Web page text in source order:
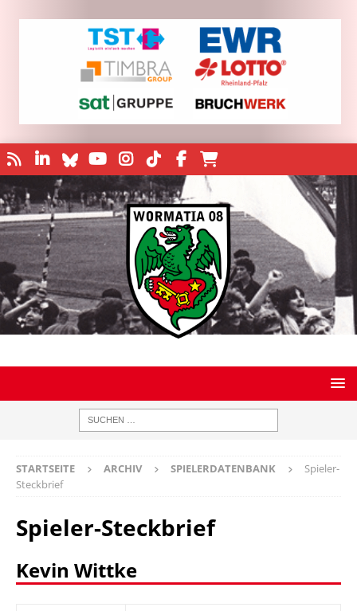
STARTSEITE ARCHIV SPIELERDATENBANK
Spieler-
Steckbrief
Spieler-Steckbrief
Kevin Wittke